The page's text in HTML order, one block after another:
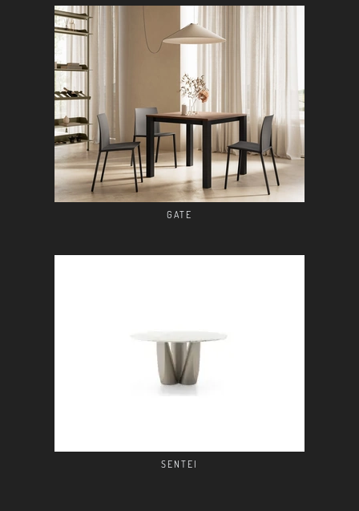
GATE
SENTEI